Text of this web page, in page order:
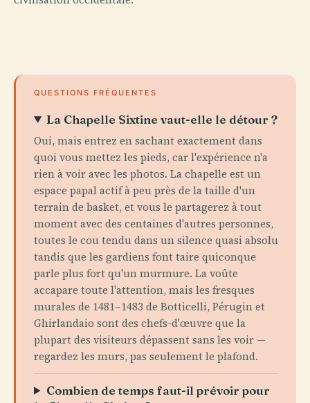
QUESTIONS FRÉQUENTES
La Chapelle Sixtine vaut-elle le détour ?
Oui, mais entrez en sachant exactement dans
quoi vous mettez les pieds, car l'expérience n'a
rien à voir avec les photos. La chapelle est un
espace papal actif à peu près de la taille d'un
terrain de basket, et vous le partagerez à tout
moment avec des centaines d'autres personnes,
toutes le cou tendu dans un silence quasi absolu
tandis que les gardiens font taire quiconque
parle plus fort qu'un murmure. La voûte
accapare toute l'attention, mais les fresques
murales de 1481–1483 de Botticelli, Pérugin et
Ghirlandaio sont des chefs-d'œuvre que la
plupart des visiteurs dépassent sans les voir —
regardez les murs, pas seulement le plafond.
Combien de temps faut-il prévoir pour